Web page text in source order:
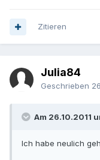
Zitieren
Julia84
Geschrieben
Am 26.10.2011
Ich habe neulich